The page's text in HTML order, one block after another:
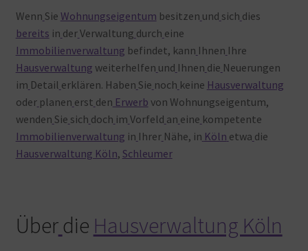
Wenn Sie Wohnungseigentum besitzen und sich dies
bereits in derVerwaltung durch eine
Immobilienverwaltung befindet, kann Ihnen Ihre
Hausverwaltung weiterhelfen und Ihnen die Neuerungen
im Detail erklären. Haben Sie noch keine Hausverwaltung
oder planen erst den Erwerb von Wohnungseigentum,
wenden Sie sich doch im Vorfeld an eine kompetente
Immobilienverwaltung in Ihrer Nähe, in Köln etwa die
Hausverwaltung Köln, Schleumer
Über die Hausverwaltung Köln